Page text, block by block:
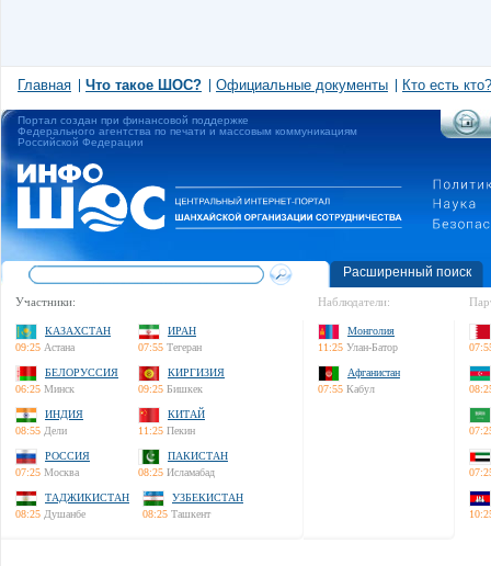
Главная Что такое ШОС? Официальные документы Кто есть кто?
Портал создан при финансовой поддержке
Федерального агентства по печати и массовым коммуникациям
Российской Федерации
Расширенный поиск
Участники:
КАЗАХСТАН
09:25 Астана
ИРАН
07:55 Тегеран
БЕЛОРУССИЯ
06:25 Минск
КИРГИЗИЯ
09:25 Бишкек
ИНДИЯ
08:55 Дели
КИТАЙ
11:25 Пекин
РОССИЯ
07:25 Москва
ПАКИСТАН
08:25 Исламабад
ТАДЖИКИСТАН
08:25 Душанбе
УЗБЕКИСТАН
08:25 Ташкент
Наблюдатели:
Монголия
11:25 Улан-Батор
Афганистан
07:55 Кабул